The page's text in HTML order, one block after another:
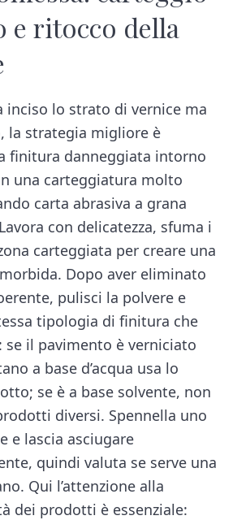
e ritocco della
inciso lo strato di vernice ma
la strategia migliore è
finitura danneggiata intorno
una carteggiatura molto
carta abrasiva a grana
con delicatezza, sfuma i
carteggiata per creare una
Dopo aver eliminato
pulisci la polvere e
tipologia di finitura che
se il pavimento è verniciato
a base d’acqua usa lo
se è a base solvente, non
diversi. Spennella uno
e lascia asciugare
quindi valuta se serve una
Qui l’attenzione alla
dei prodotti è essenziale: